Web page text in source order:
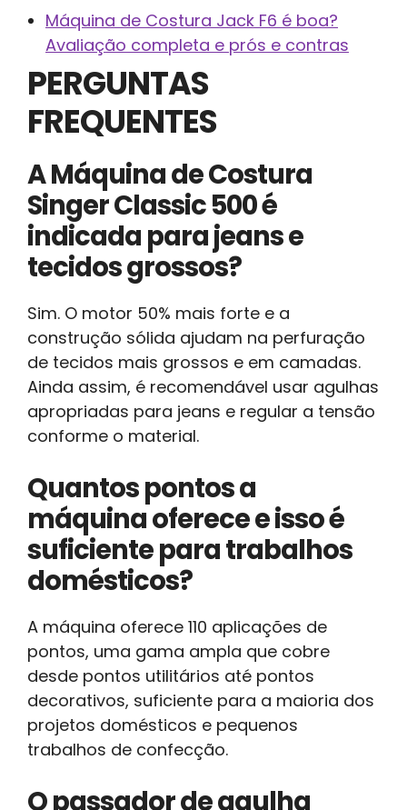
Máquina de Costura Jack F6 é boa?
Avaliação completa e prós e contras
PERGUNTAS
FREQUENTES
A Máquina de Costura
Singer Classic 500 é
indicada para jeans e
tecidos grossos?
Sim. O motor 50% mais forte e a
construção sólida ajudam na perfuração
de tecidos mais grossos e em camadas.
Ainda assim, é recomendável usar agulhas
apropriadas para jeans e regular a tensão
conforme o material.
Quantos pontos a
máquina oferece e isso é
suficiente para trabalhos
domésticos?
A máquina oferece 110 aplicações de
pontos, uma gama ampla que cobre
desde pontos utilitários até pontos
decorativos, suficiente para a maioria dos
projetos domésticos e pequenos
trabalhos de confecção.
O passador de agulha